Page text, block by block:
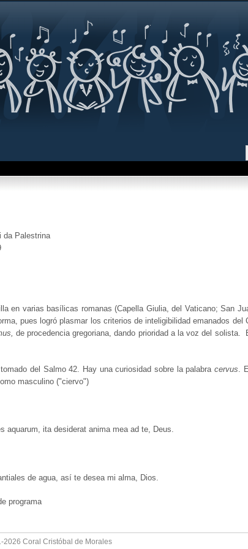
da Palestrina
en varias basílicas romanas (Capella Giulia, del Vaticano; San
pues logró plasmar los criterios de inteligibilidad emanados del
de procedencia gregoriana, dando prioridad a la voz del
del Salmo 42. Hay una curiosidad sobre la palabracervus.
masculino ("ciervo")
aquarum, ita desiderat anima mea ad te, Deus.
de agua, así te desea mi alma, Dios.
programa
2026 Coral Cristóbal de Morales